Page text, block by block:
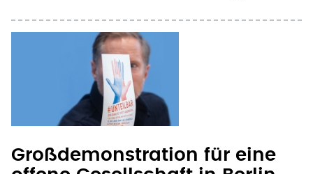
Großdemonstration für eine